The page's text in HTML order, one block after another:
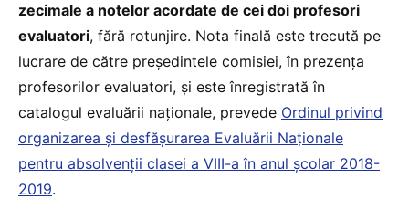
zecimale a notelor acordate de cei doi profesori
evaluatori, fără rotunjire. Nota finală este trecută pe
lucrare de către președintele comisiei, în prezența
profesorilor evaluatori, și este înregistrată în
catalogul evaluării naționale, prevede Ordinul privind
organizarea și desfășurarea Evaluării Naționale
pentru absolvenții clasei a VIII-a în anul școlar 2018-
2019.